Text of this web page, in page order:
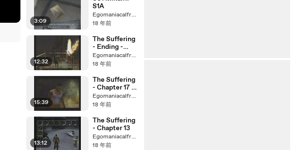
3:09
S1A
Egomaniacalfreak
18 年前
12:32
The Suffering
- Ending -
Good
Egomaniacalfreak
18 年前
15:39
The Suffering
- Chapter 17 -
Part I
Egomaniacalfreak
18 年前
13:12
The Suffering
- Chapter 13
Egomaniacalfreak
18 年前